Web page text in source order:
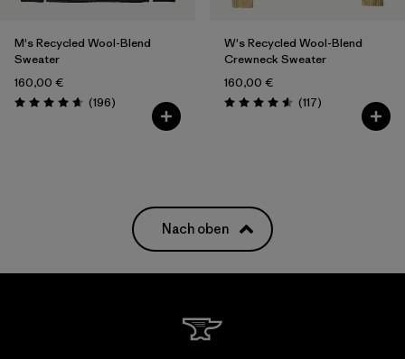
M's Recycled Wool-Blend
Sweater
160,00 €
Bewertung: 4.7 / 5
(196Rezensionen
)
W's Recycled Wool-Blend
Crewneck Sweater
160,00 €
Bewertung: 4.5 / 5
(117Rezensionen
)
Nach oben